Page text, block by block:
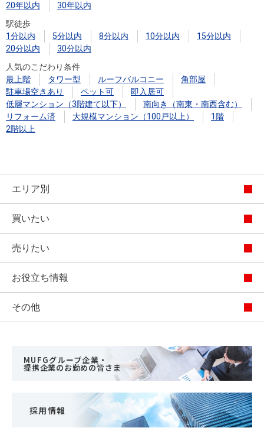
20年以内
30年以内
駅徒歩
1分以内
5分以内 8分以内 10分以内
15分以内
20分以内
30分以内
人気のこだわり条件
最上階
タワー型 ルーフバルコニー
角部屋
駐車場空きあり
ペット可
即入居可
低層マンション（3階建て以下）
南向き（南東・南西含む）
リフォーム済
大規模マンション（100戸以上）
1階
2階以上
エリア別
買いたい
売りたい
お役立ち情報
その他
MUFGグループ企業・
提携企業のお勤めの皆さま
採用情報